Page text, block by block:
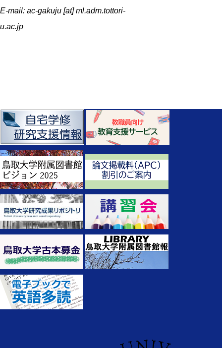
E-mail: ac-gakuju [at] ml.adm.tottori-
u.ac.jp